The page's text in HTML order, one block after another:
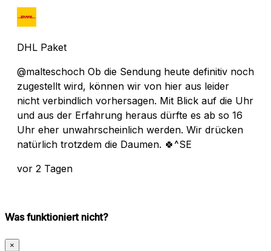
DHL Paket
@malteschoch Ob die Sendung heute definitiv noch
zugestellt wird, können wir von hier aus leider
nicht verbindlich vorhersagen. Mit Blick auf die Uhr
und aus der Erfahrung heraus dürfte es ab so 16
Uhr eher unwahrscheinlich werden. Wir drücken
natürlich trotzdem die Daumen. 🍀^SE
vor 2 Tagen
Was funktioniert nicht?
×